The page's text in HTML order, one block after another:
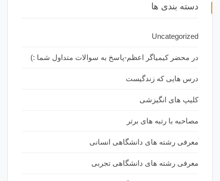
دسته بندی ها
Uncategorized
در محضر کیمیاگر اعظم-پاسخ به سوالات متداول شما :)
درس هایی که زندگیست
کلیپ های انگیزشی
مصاحبه با رتبه های برتر
معرفی رشته های دانشگاهی انسانی
معرفی رشته های دانشگاهی تجربی